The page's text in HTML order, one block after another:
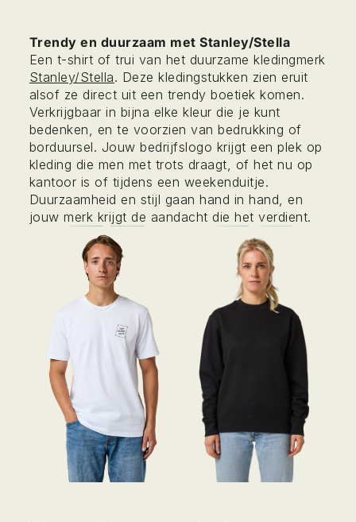
Trendy en duurzaam met Stanley/Stella
Een t-shirt of trui van het duurzame kledingmerk
Stanley/Stella. Deze kledingstukken zien eruit
alsof ze direct uit een trendy boetiek komen.
Verkrijgbaar in bijna elke kleur die je kunt
bedenken, en te voorzien van bedrukking of
borduursel. Jouw bedrijfslogo krijgt een plek op
kleding die men met trots draagt, of het nu op
kantoor is of tijdens een weekenduitje.
Duurzaamheid en stijl gaan hand in hand, en
jouw merk krijgt de aandacht die het verdient.